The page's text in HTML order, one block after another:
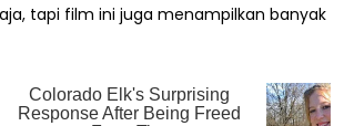
tapi film ini juga menampilkan banyak